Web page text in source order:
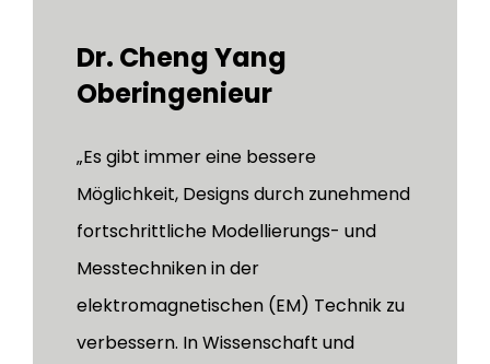
Dr. Cheng Yang
Oberingenieur
„Es gibt immer eine bessere
Möglichkeit, Designs durch zunehmend
fortschrittliche Modellierungs- und
Messtechniken in der
elektromagnetischen (EM) Technik zu
verbessern. In Wissenschaft und